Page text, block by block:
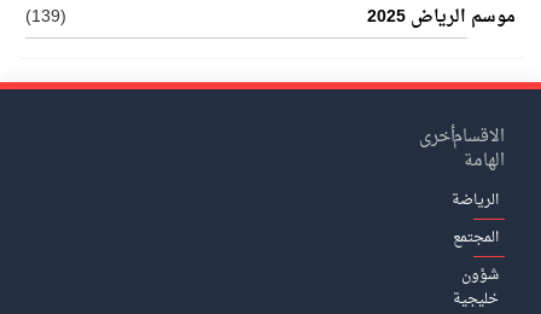
موسم الرياض 2025
(139)
الاقسام
الهامة
الرياضة
المجتمع
شؤون
خليجية
أخرى